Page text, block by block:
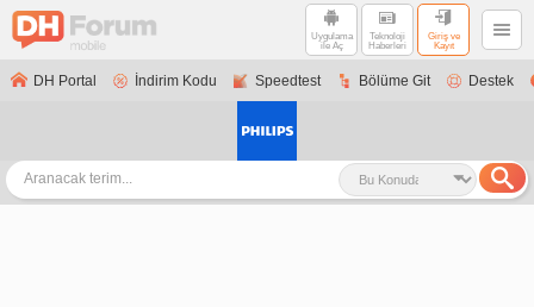
Uygulama
ile Aç
Teknoloji
Haberleri
Giriş ve
Kayıt
DH Portal İndirim Kodu Speedtest Bölüme Git Destek